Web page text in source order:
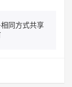
同方式共享